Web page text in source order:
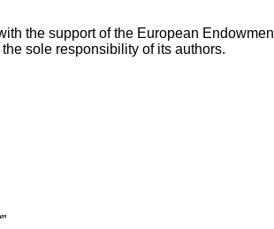
the support of the European
sole responsibility of its authors.
”